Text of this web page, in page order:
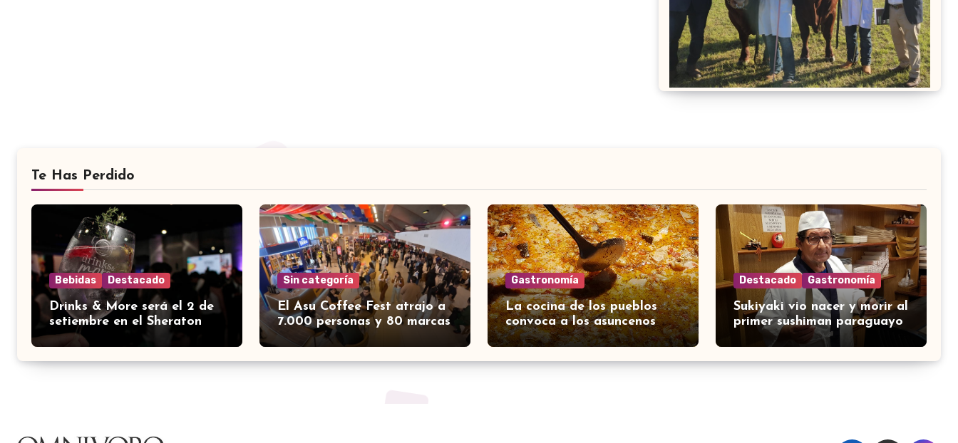
Te Has Perdido
Bebidas Destacado
Drinks & More será el 2 de
setiembre en el Sheraton
Sin categoría
El Asu Coffee Fest atrajo a
7.000 personas y 80 marcas
Gastronomía
La cocina de los pueblos
convoca a los asuncenos
Destacado Gastronomía
Sukiyaki vio nacer y morir al
primer sushiman paraguayo